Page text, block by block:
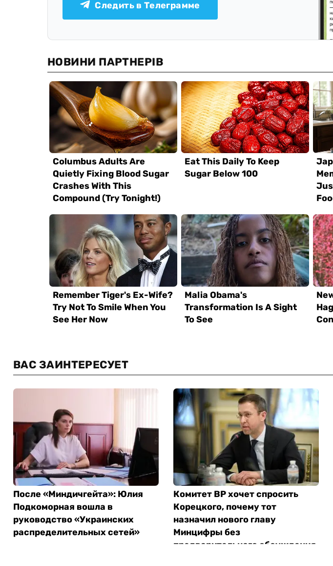
Следить в Телеграмме
ВАС ЗАИНТЕРЕСУЕТ
После «Миндичгейта»: Юлия
Подкоморная вошла в
руководство «Украинских
распределительных сетей»
Комитет ВР хочет спросить
Корецкого, почему тот
назначил нового главу
Минцифры без
предварительного обсуждения